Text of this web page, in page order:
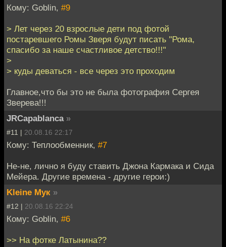
Кому: Goblin, #9
> Лет через 20 взрослые дети под фотой
постаревшего Ромы Зверя будут писать "Рома,
спасибо за наше счастливое детство!!!"
>
> куды деваться - все через это проходим
Главное,что бы это не была фотография Сергея
Зверева!!!
JRCapablanca »
#11 | 20.08.16 22:17
Кому: Теплообменник, #7
Не-не, лично я буду ставить Джона Кармака и Сида
Мейера. Другие времена - другие герои:)
Kleine Мук »
#12 | 20.08.16 22:24
Кому: Goblin, #6
>> На фотке Латынина??